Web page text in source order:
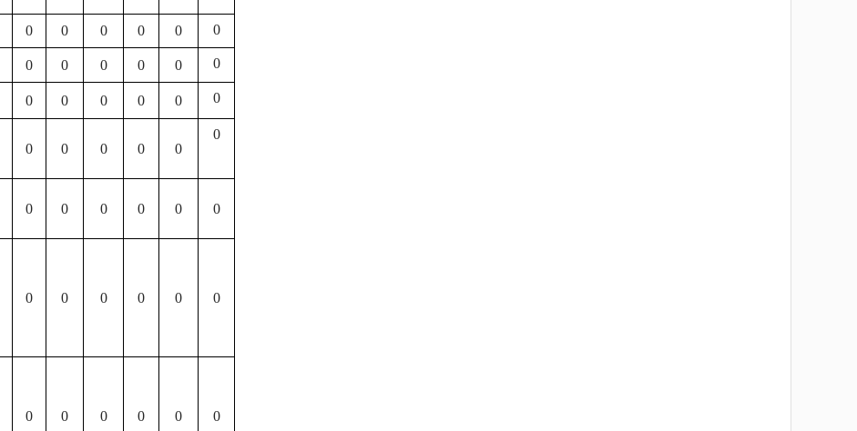
0 0 0 0 0 0
0 0 0 0 0 0
0 0 0 0 0 0
0 0 0 0 0
0
0 0 0 0 0 0
0 0 0 0 0 0
0 0 0 0 0 0